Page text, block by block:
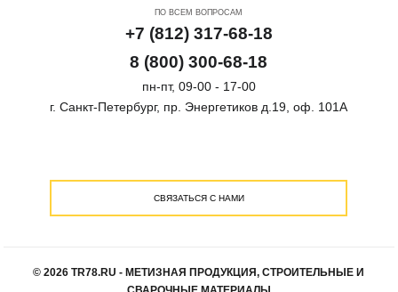
ПО ВСЕМ ВОПРОСАМ
+7 (812) 317-68-18
8 (800) 300-68-18
пн-пт, 09-00 - 17-00
г. Санкт-Петербург, пр. Энергетиков д.19, оф. 101А
СВЯЗАТЬСЯ С НАМИ
© 2026 TR78.RU - МЕТИЗНАЯ ПРОДУКЦИЯ, СТРОИТЕЛЬНЫЕ И